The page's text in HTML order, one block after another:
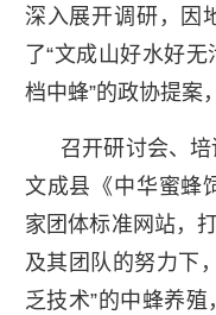
深入展开调研，因
了“文成山好水好
档中蜂”的政协提案
召开研讨会、
文成县《中华蜜蜂
家团体标准网站，
及其团队的努力下
乏技术”的中蜂养殖